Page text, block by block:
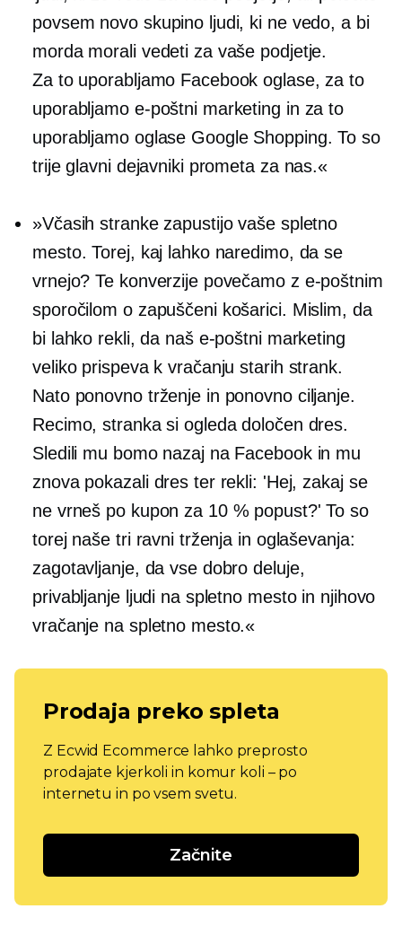
povsem novo skupino ljudi, ki ne vedo, a bi
morda morali vedeti za vaše podjetje.
Za to uporabljamo Facebook oglase, za to
uporabljamo e-poštni marketing in za to
uporabljamo oglase Google Shopping. To so
trije glavni dejavniki prometa za nas.«
»Včasih stranke zapustijo vaše spletno
mesto. Torej, kaj lahko naredimo, da se
vrnejo? Te konverzije povečamo z e-poštnim
sporočilom o zapuščeni košarici. Mislim, da
bi lahko rekli, da naš e-poštni marketing
veliko prispeva k vračanju starih strank.
Nato ponovno trženje in ponovno ciljanje.
Recimo, stranka si ogleda določen dres.
Sledili mu bomo nazaj na Facebook in mu
znova pokazali dres ter rekli: 'Hej, zakaj se
ne vrneš po kupon za 10 % popust?' To so
torej naše tri ravni trženja in oglaševanja:
zagotavljanje, da vse dobro deluje,
privabljanje ljudi na spletno mesto in njihovo
vračanje na spletno mesto.«
Prodaja preko spleta
Z Ecwid Ecommerce lahko preprosto
prodajate kjerkoli in komur koli – po
internetu in po vsem svetu.
Začnite